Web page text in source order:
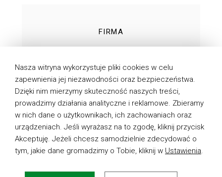
FIRMA
PRODUKTY
DO POBRANIA
AKTUALNOŚCI
POLITYKA PRYWATNOŚCI
Nasza witryna wykorzystuje pliki cookies w celu
zapewnienia jej niezawodności oraz bezpieczeństwa.
Dzięki nim mierzymy skuteczność naszych treści,
prowadzimy działania analityczne i reklamowe. Zbieramy
w nich dane o użytkownikach, ich zachowaniach oraz
urządzeniach. Jeśli wyrażasz na to zgodę, kliknij przycisk
Akceptuję. Jeżeli chcesz samodzielnie zdecydować o
tym, jakie dane gromadzimy o Tobie, kliknij w Ustawienia.